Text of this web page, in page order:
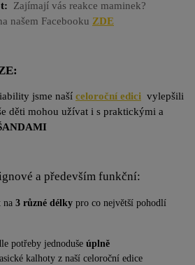
Zajímají vás reakce maminek?
našem Facebooku ZDE
jsme naší celoroční edici vylepšili
děti mohou užívat i s praktickými a
a především funkční:
na 3 různé délky pro co největší pohodlí
potřeby jednoduše úplně
kalhoty z naší celoroční edice